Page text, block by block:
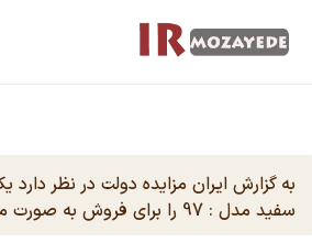
به گزارش ایران مزایده دولت در نظر
سفید مدل : 97 را برای فروش به صورت مزایده ای قرار دهد .